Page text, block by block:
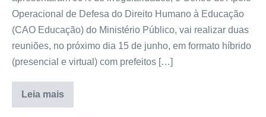
Operacional de Defesa do Direito Humano à Educação
(CAO Educação) do Ministério Público, vai realizar duas
reuniões, no próximo dia 15 de junho, em formato híbrido
(presencial e virtual) com prefeitos […]
Leia mais